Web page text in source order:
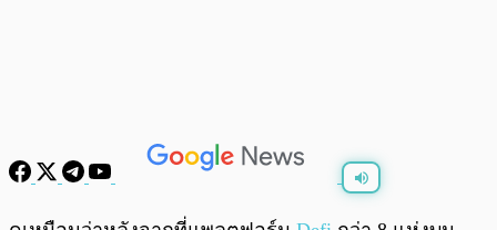
พร้อมเล่น /